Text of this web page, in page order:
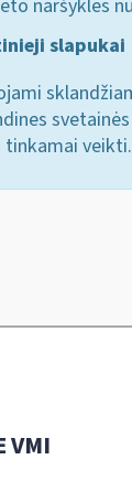
naršyklės
slapukai
tinkamai veikti.
VMI